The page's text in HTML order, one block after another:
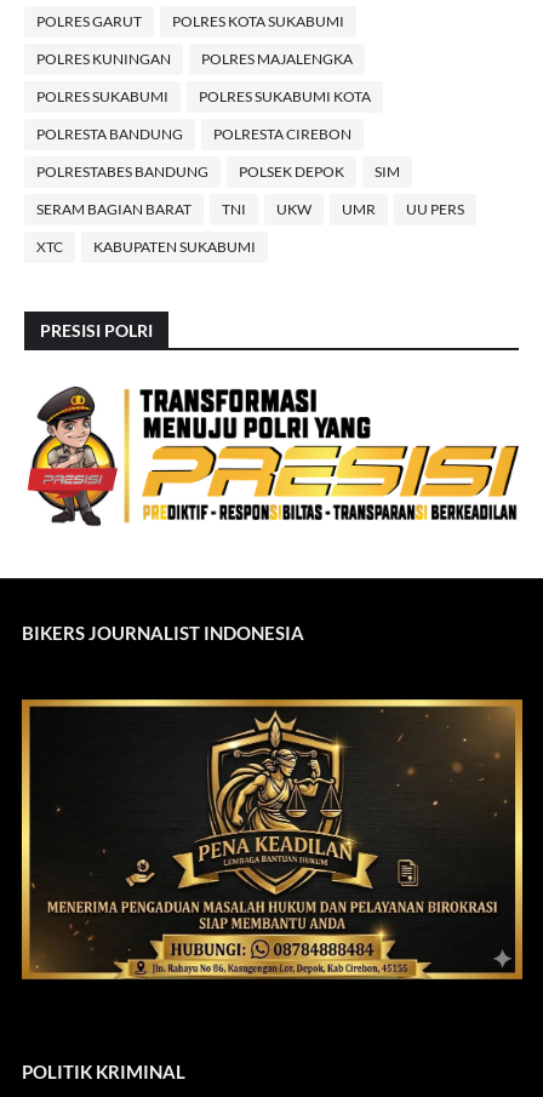
POLRES GARUT POLRES KOTA SUKABUMI
POLRES KUNINGAN POLRES MAJALENGKA
POLRES SUKABUMI POLRES SUKABUMI KOTA
POLRESTA BANDUNG POLRESTA CIREBON
POLRESTABES BANDUNG POLSEK DEPOK SIM
SERAM BAGIAN BARAT TNI UKW UMR UU PERS
XTC KABUPATEN SUKABUMI
PRESISI POLRI
BIKERS JOURNALIST INDONESIA
POLITIK KRIMINAL